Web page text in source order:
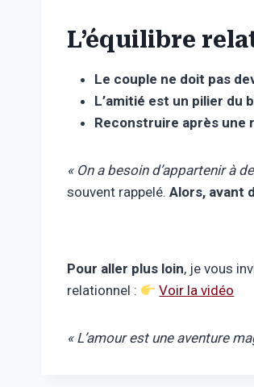
L’équilibre
Le couple ne doit pas
L’amitié est un pilier du
Reconstruire après une
« On a besoin d’appartenir à
souvent rappelé. Alors, avant
Pour aller plus loin, je vous
relationnel :
Voir la vidéo
« L’amour est une aventure